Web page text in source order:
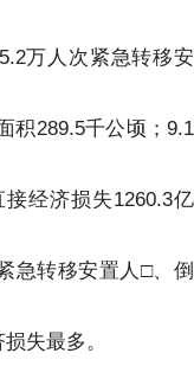
万人次紧急转移安
积289.5千公顷；9.1
经济损失1260.3亿
急转移安置人□、倒
失最多。